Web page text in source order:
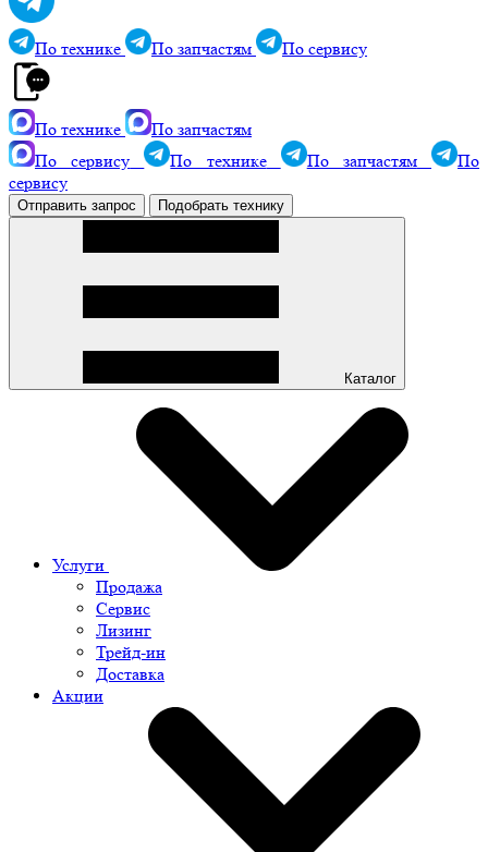
По технике По запчастям По сервису
По технике
По запчастям
По сервису
По технике По запчастям
По
сервису
Отправить запрос Подобрать технику
Каталог
Услуги
Продажа
Сервис
Лизинг
Трейд-ин
Доставка
Акции